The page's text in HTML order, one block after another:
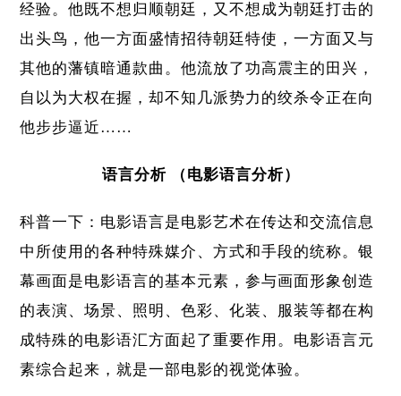
经验。他既不想归顺朝廷，又不想成为朝廷打击的
出头鸟，他一方面盛情招待朝廷特使，一方面又与
其他的藩镇暗通款曲。他流放了功高震主的田兴，
自以为大权在握，却不知几派势力的绞杀令正在向
他步步逼近……
语言分析 （电影语言分析）
科普一下：电影语言是电影艺术在传达和交流信息
中所使用的各种特殊媒介、方式和手段的统称。银
幕画面是电影语言的基本元素，参与画面形象创造
的表演、场景、照明、色彩、化装、服装等都在构
成特殊的电影语汇方面起了重要作用。电影语言元
素综合起来，就是一部电影的视觉体验。